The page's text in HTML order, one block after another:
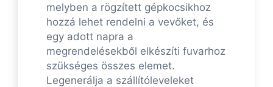
melyben a rögzített gépkocsikhoz
hozzá lehet rendelni a vevőket, és
egy adott napra a
megrendelésekből elkészíti fuvarhoz
szükséges összes elemet.
Legenerálja a szállítóleveleket